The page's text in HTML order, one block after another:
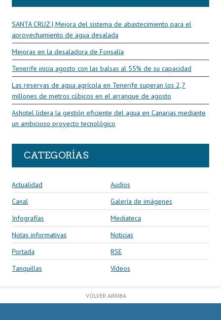
SANTA CRUZ | Mejora del sistema de abastecimiento para el
aprovechamiento de agua desalada
Mejoras en la desaladora de Fonsalía
Tenerife inicia agosto con las balsas al 55% de su capacidad
Las reservas de agua agrícola en Tenerife superan los 2,7
millones de metros cúbicos en el arranque de agosto
Ashotel lidera la gestión eficiente del agua en Canarias mediante
un ambicioso proyecto tecnológico
CATEGORÍAS
Actualidad
Audios
Canal
Galería de imágenes
Infografías
Mediateca
Notas informativas
Noticias
Portada
RSE
Tanquillas
Vídeos
VOLVER ARRIBA